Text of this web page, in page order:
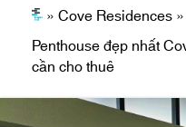
»Cove Residences »
Penthouse đẹp nhất
cần cho thuê